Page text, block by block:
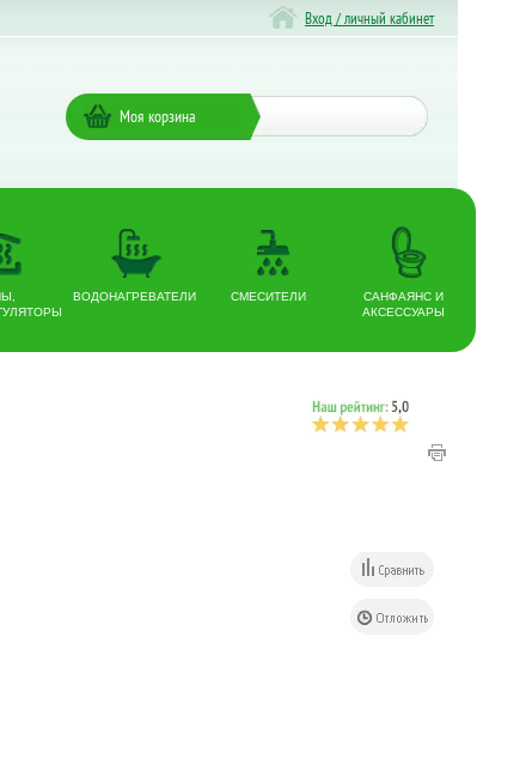
Вход / личный кабинет
Моя корзина
ВОДОНАГРЕВАТЕЛИ СМЕСИТЕЛИ
САНФАЯНС И
АКСЕССУАРЫ